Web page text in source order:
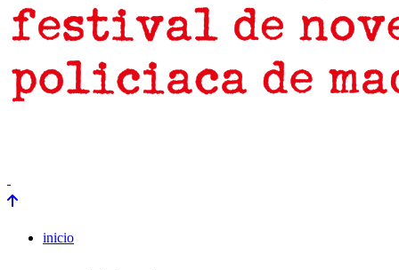
inicio